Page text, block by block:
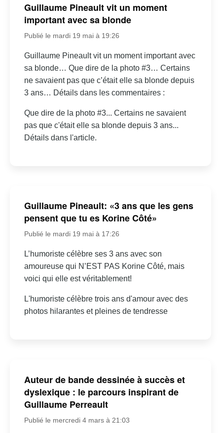
Guillaume Pineault vit un moment
important avec sa blonde
Publié le mardi 19 mai à 19:26
Guillaume Pineault vit un moment important avec
sa blonde… Que dire de la photo #3… Certains
ne savaient pas que c’était elle sa blonde depuis
3 ans… Détails dans les commentaires :
Que dire de la photo #3... Certains ne savaient
pas que c'était elle sa blonde depuis 3 ans...
Détails dans l'article.
Guillaume Pineault: «3 ans que les gens
pensent que tu es Korine Côté»
Publié le mardi 19 mai à 17:26
L’humoriste célèbre ses 3 ans avec son
amoureuse qui N’EST PAS Korine Côté, mais
voici qui elle est véritablement!
L'humoriste célèbre trois ans d'amour avec des
photos hilarantes et pleines de tendresse
Auteur de bande dessinée à succès et
dyslexique : le parcours inspirant de
Guillaume Perreault
Publié le mercredi 4 mars à 21:03